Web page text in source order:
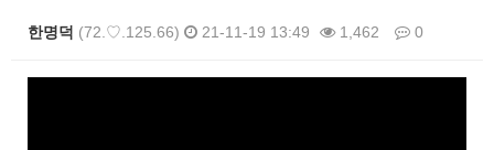
한명덕 (72.♡.125.66) 21-11-19 13:49 1,462 0